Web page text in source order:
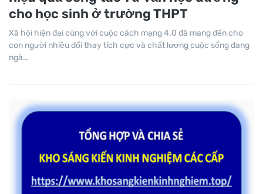
cho học sinh ở trường THPT
Xã hội hiện đại cùng với cuộc cách mạng 4.0 đã mang đến cho
con người nhiều đổi thay tích cực và chất lượng cuộc sống đang
ngà…